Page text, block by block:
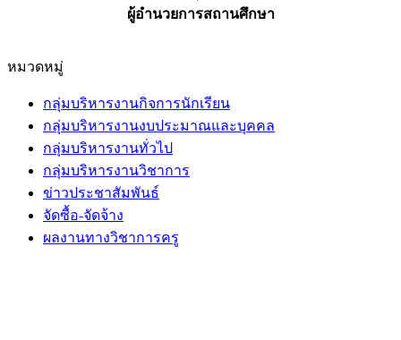
ผู้อำนวยการสถานศึกษา
หมวดหมู่
กลุ่มบริหารงานกิจการนักเรียน
กลุ่มบริหารงานงบประมาณและบุคคล
กลุ่มบริหารงานทั่วไป
กลุ่มบริหารงานวิชาการ
ข่าวประชาสัมพันธ์
จัดซื้อ-จัดจ้าง
ผลงานทางวิชาการครู